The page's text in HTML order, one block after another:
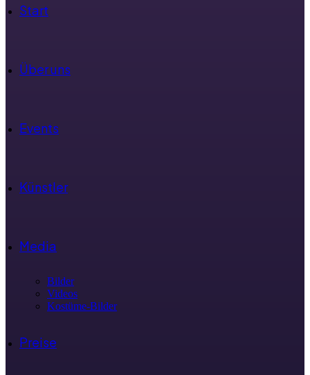
Start
Über uns
Events
Künstler
Media
Bilder
Videos
Kostüme-Bilder
Preise